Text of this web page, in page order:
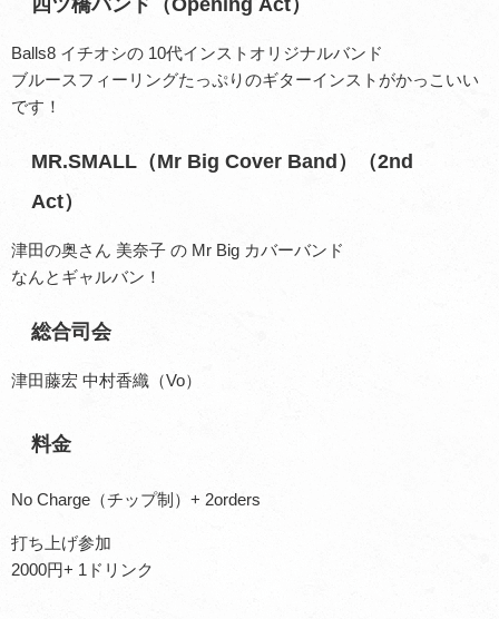
四ツ橋バンド（Opening Act）
Balls8 イチオシの 10代インストオリジナルバンド
ブルースフィーリングたっぷりのギターインストがかっこいい
です！
MR.SMALL（Mr Big Cover Band）（2nd
Act）
津田の奥さん 美奈子 の Mr Big カバーバンド
なんとギャルバン！
総合司会
津田藤宏 中村香織（Vo）
料金
No Charge（チップ制）+ 2orders
打ち上げ参加
2000円+ 1ドリンク